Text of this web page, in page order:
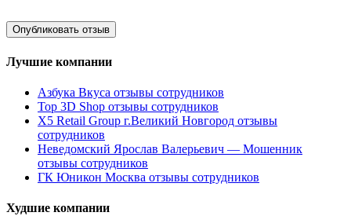
Лучшие компании
Азбука Вкуса отзывы сотрудников
Top 3D Shop отзывы сотрудников
X5 Retail Group г.Великий Новгород отзывы
сотрудников
Неведомский Ярослав Валерьевич — Мошенник
отзывы сотрудников
ГК Юникон Москва отзывы сотрудников
Худшие компании